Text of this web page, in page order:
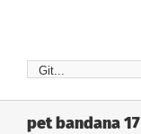
Git...
pet bandana 17